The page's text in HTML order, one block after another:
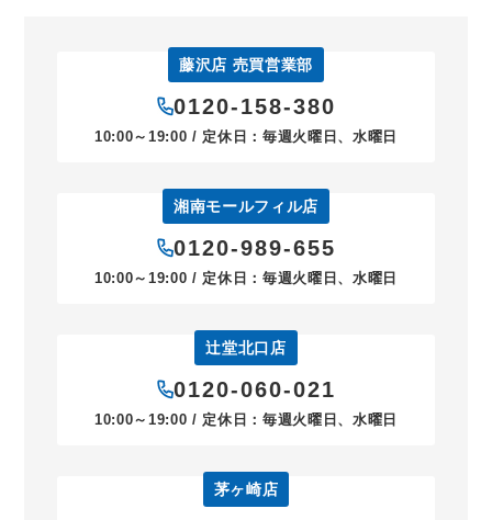
藤沢店 売買営業部
0120-158-380
10:00～19:00 / 定休日：毎週火曜日、水曜日
湘南モールフィル店
0120-989-655
10:00～19:00 / 定休日：毎週火曜日、水曜日
辻堂北口店
0120-060-021
10:00～19:00 / 定休日：毎週火曜日、水曜日
茅ヶ崎店